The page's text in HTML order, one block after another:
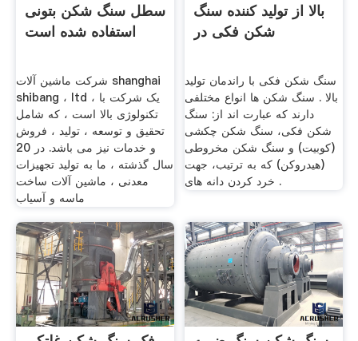
سطل سنگ شکن بتونی
استفاده شده است
شرکت ماشین آلات shanghai
shibang ، ltd ، یک شرکت با
تکنولوژی بالا است ، که شامل
تحقیق و توسعه ، تولید ، فروش
و خدمات نیز می باشد. در 20
سال گذشته ، ما به تولید تجهیزات
معدنی ، ماشین آلات ساخت
ماسه و آسیاب
بالا از تولید کننده سنگ
شکن فکی در
سنگ شکن فکی با راندمان تولید
بالا . سنگ شکن ها انواع مختلفی
دارند که عبارت اند از:‌ سنگ
شکن فکی، سنگ شکن چکشی
(کوبیت)‌ و سنگ شکن مخروطی
(هیدروکن)‌ که به ترتیب، جهت
خرد کردن دانه های .